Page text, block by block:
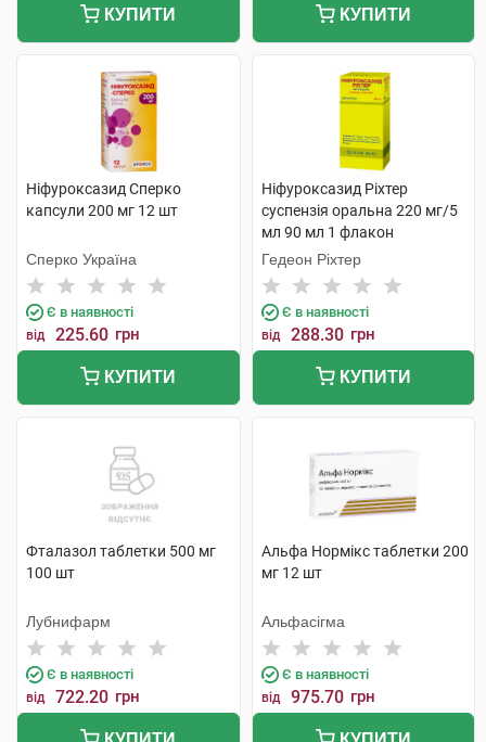
КУПИТИ КУПИТИ
Ніфуроксазид Сперко
капсули 200 мг 12 шт
Сперко Україна
Є в наявності
від 225.60 грн
КУПИТИ
Ніфуроксазид Ріхтер
суспензія оральна 220 мг/5
мл 90 мл 1 флакон
Гедеон Ріхтер
Є в наявності
від 288.30 грн
КУПИТИ
Фталазол таблетки 500 мг
100 шт
Лубнифарм
Є в наявності
від 722.20 грн
Альфа Нормікс таблетки 200
мг 12 шт
Альфасігма
Є в наявності
від 975.70 грн